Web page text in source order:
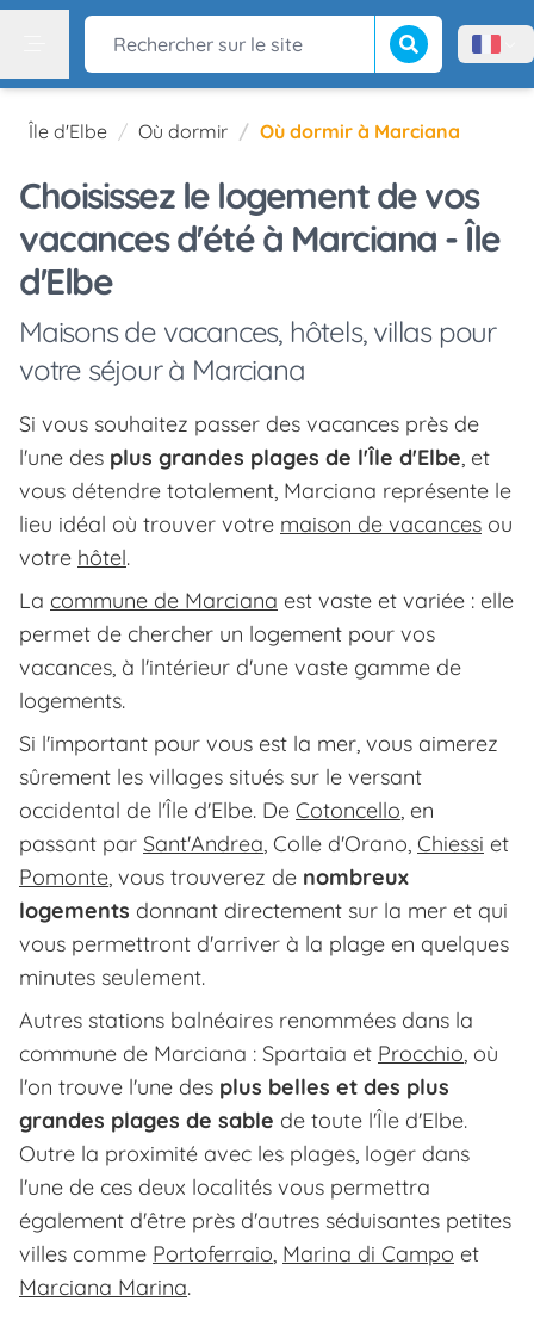
Rechercher sur le site Lancer la Menù
Île d'Elbe Où dormir Où dormir à Marciana
Choisissez le logement de vos
vacances d'été à Marciana - Île
d'Elbe
Maisons de vacances, hôtels, villas pour
votre séjour à Marciana
Si vous souhaitez passer des vacances près de
l'une des plus grandes plages de l'Île d'Elbe, et
vous détendre totalement, Marciana représente le
lieu idéal où trouver votre maison de vacances ou
votre hôtel.
La commune de Marciana est vaste et variée : elle
permet de chercher un logement pour vos
vacances, à l'intérieur d'une vaste gamme de
logements.
Si l'important pour vous est la mer, vous aimerez
sûrement les villages situés sur le versant
occidental de l'Île d'Elbe. De Cotoncello, en
passant par Sant'Andrea, Colle d'Orano, Chiessi et
Pomonte, vous trouverez de nombreux
logements donnant directement sur la mer et qui
vous permettront d'arriver à la plage en quelques
minutes seulement.
Autres stations balnéaires renommées dans la
commune de Marciana : Spartaia et Procchio, où
l'on trouve l'une des plus belles et des plus
grandes plages de sable de toute l'Île d'Elbe.
Outre la proximité avec les plages, loger dans
l'une de ces deux localités vous permettra
également d'être près d'autres séduisantes petites
villes comme Portoferraio, Marina di Campo et
Marciana Marina.